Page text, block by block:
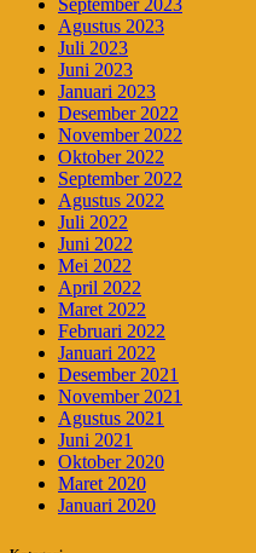
September 2023
Agustus 2023
Juli 2023
Juni 2023
Januari 2023
Desember 2022
November 2022
Oktober 2022
September 2022
Agustus 2022
Juli 2022
Juni 2022
Mei 2022
April 2022
Maret 2022
Februari 2022
Januari 2022
Desember 2021
November 2021
Agustus 2021
Juni 2021
Oktober 2020
Maret 2020
Januari 2020